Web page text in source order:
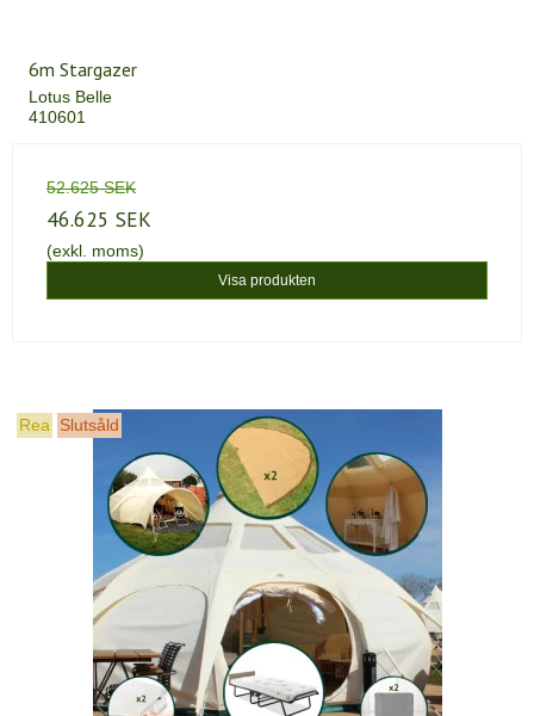
6m Stargazer
Lotus Belle
410601
52.625 SEK
46.625 SEK
(exkl. moms)
Visa produkten
Rea Slutsåld